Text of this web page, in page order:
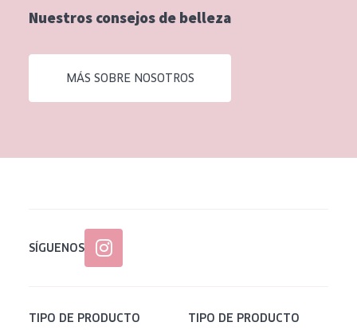
Nuestros consejos de belleza
MÁS SOBRE NOSOTROS
SÍGUENOS
TIPO DE PRODUCTO TIPO DE PRODUCTO